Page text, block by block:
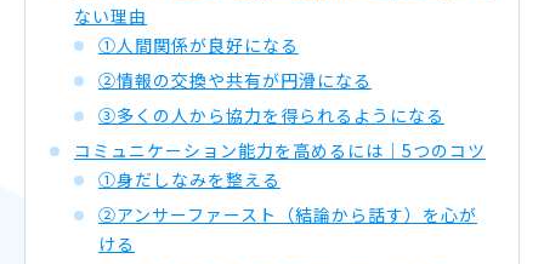
ない理由
①人間関係が良好になる
②情報の交換や共有が円滑になる
③多くの人から協力を得られるようになる
コミュニケーション能力を高めるには｜5つのコツ
①身だしなみを整える
②アンサーファースト（結論から話す）を心が
ける